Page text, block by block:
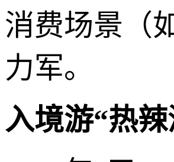
消费场景（
力军。
入境游“热